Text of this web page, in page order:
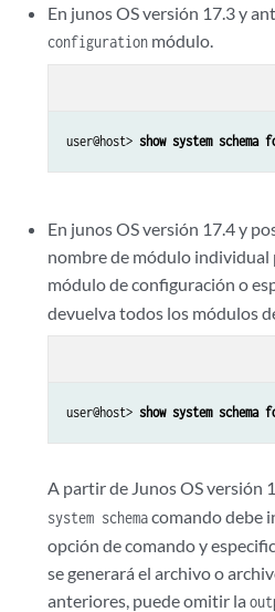
En junos OS versión 17.3 y
configuration módulo.
user@host> show system
En junos OS versión 17.4 y
nombre de módulo individual
módulo de configuración o
devuelva todos los módulos
user@host> show system
A partir de Junos OS versión
system schemacomando debe
opción de comando y
se generará el archivo o
anteriores, puede omitir la